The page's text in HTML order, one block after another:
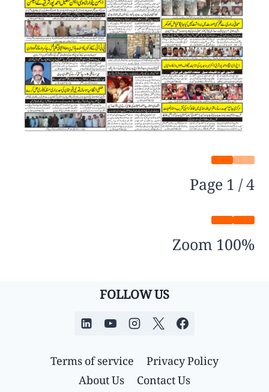
Page1/4
Zoom100%
FOLLOW US
Privacy Policy
Terms of service
Contact Us
About Us